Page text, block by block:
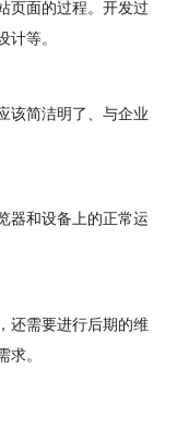
页面的过程。开发过
等。
该简洁明了、与企业
器和设备上的正常运
还需要进行后期的维
。